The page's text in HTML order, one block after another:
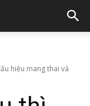
hiệu mang thai và